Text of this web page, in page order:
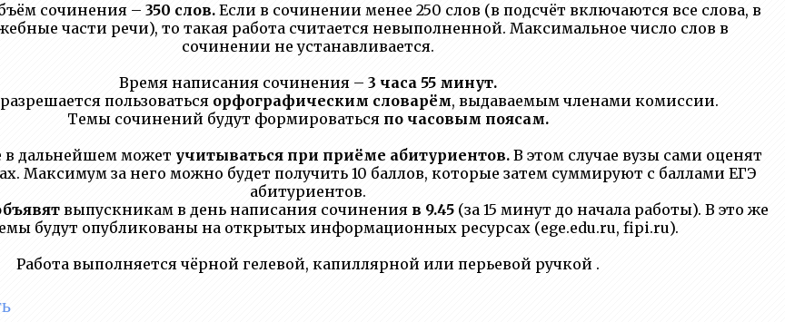
сочинения – 350 слов.Если в сочинении менее 250 слов (в подсчёт включаются все слова, в
части речи), то такая работа считается невыполненной. Максимальное число слов в
сочинении не устанавливается.
Время написания сочинения – 3 часа 55 минут.
пользоваться орфографическим словарём, выдаваемым членами комиссии.
Темы сочинений будут формироваться по часовым поясам.
в дальнейшем может учитываться при приёме абитуриентов. В этом случае вузы сами оценят
Максимум за него можно будет получить 10 баллов, которые затем суммируют с баллами ЕГЭ
абитуриентов.
выпускникам в день написания сочинения в 9.45 (за 15 минут до начала работы). В это же
будут опубликованы на открытых информационных ресурсах (ege.edu.ru, fipi.ru).
Работа выполняется чёрной гелевой, капиллярной или перьевой ручкой .